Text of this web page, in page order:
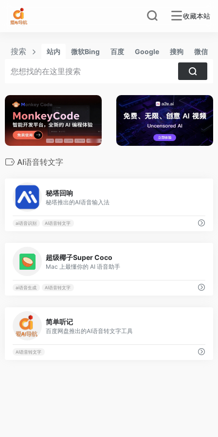
收藏本站
搜索 站内 微软Bing 百度 Google 搜狗 微信
AI语音转文字
秘塔回响
秘塔推出的AI语音输入法
ai语音识别 AI语音转文字
超级椰子Super Coco
Mac 上最懂你的 AI 语音助手
ai语音生成 AI语音转文字
简单听记
百度网盘推出的AI语音转文字工具
AI语音转文字